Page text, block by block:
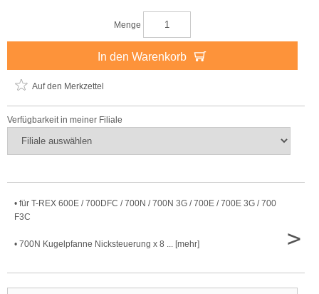
Menge
In den Warenkorb
Auf den Merkzettel
Verfügbarkeit in meiner Filiale
• für T-REX 600E / 700DFC / 700N / 700N 3G / 700E / 700E 3G / 700
F3C
• 700N Kugelpfanne Nicksteuerung x 8 ... [mehr] >